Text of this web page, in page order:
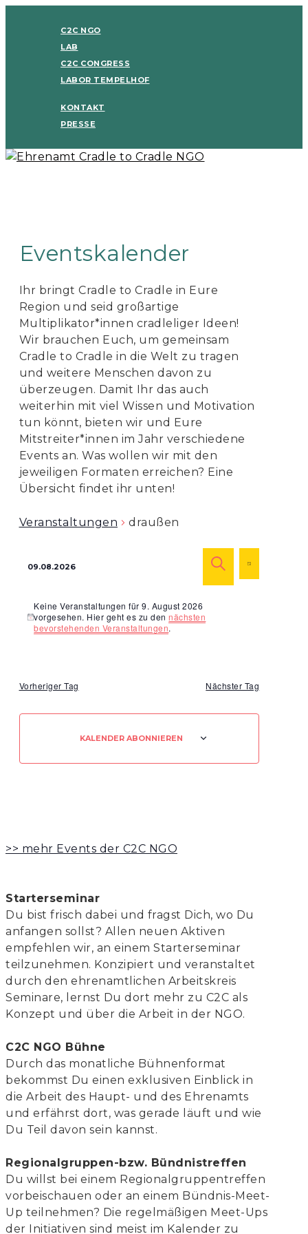
C2C NGO
LAB
C2C CONGRESS
LABOR TEMPELHOF
KONTAKT
PRESSE
Eventskalender
Ihr bringt Cradle to Cradle in Eure
Region und seid großartige
Multiplikator*innen cradleliger Ideen!
Wir brauchen Euch, um gemeinsam
Cradle to Cradle in die Welt zu tragen
und weitere Menschen davon zu
überzeugen. Damit Ihr das auch
weiterhin mit viel Wissen und Motivation
tun könnt, bieten wir und Eure
Mitstreiter*innen im Jahr verschiedene
Events an. Was wollen wir mit den
jeweiligen Formaten erreichen? Eine
Übersicht findet ihr unten!
Veranstaltungen draußen
Suche
Ansichten,
SUCHE
09.08.2026
wählen.
Hinweis
Keine Veranstaltungen für 9. August 2026
vorgesehen. Hier geht es zu dennächsten
bevorstehenden Veranstaltungen.
Vorheriger Tag Nächster Tag
KALENDER ABONNIEREN
>> mehr Events der C2C NGO
Starterseminar
Du bist frisch dabei und fragst Dich, wo Du
anfangen sollst? Allen neuen Aktiven
empfehlen wir, an einem Starterseminar
teilzunehmen. Konzipiert und veranstaltet
durch den ehrenamtlichen Arbeitskreis
Seminare, lernst Du dort mehr zu C2C als
Konzept und über die Arbeit in der NGO.
C2C NGO Bühne
Durch das monatliche Bühnenformat
bekommst Du einen exklusiven Einblick in
die Arbeit des Haupt- und des Ehrenamts
und erfährst dort, was gerade läuft und wie
Du Teil davon sein kannst.
Regionalgruppen-bzw. Bündnistreffen
Du willst bei einem Regionalgruppentreffen
vorbeischauen oder an einem Bündnis-Meet-
Up teilnehmen? Die regelmäßigen Meet-Ups
der Initiativen sind meist im Kalender zu